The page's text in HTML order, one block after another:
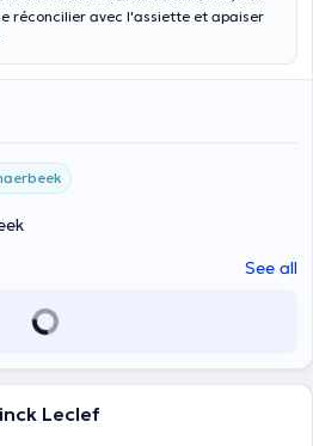
réconcilier avec l'assiette et apaiser
See all
Leclef